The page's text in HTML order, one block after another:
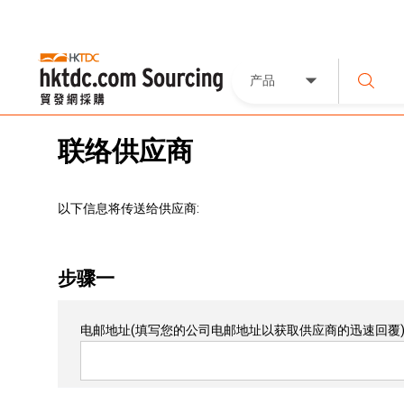
产品
联络供应商
以下信息将传送给供应商:
步骤一
电邮地址(填写您的公司电邮地址以获取供应商的迅速回覆)